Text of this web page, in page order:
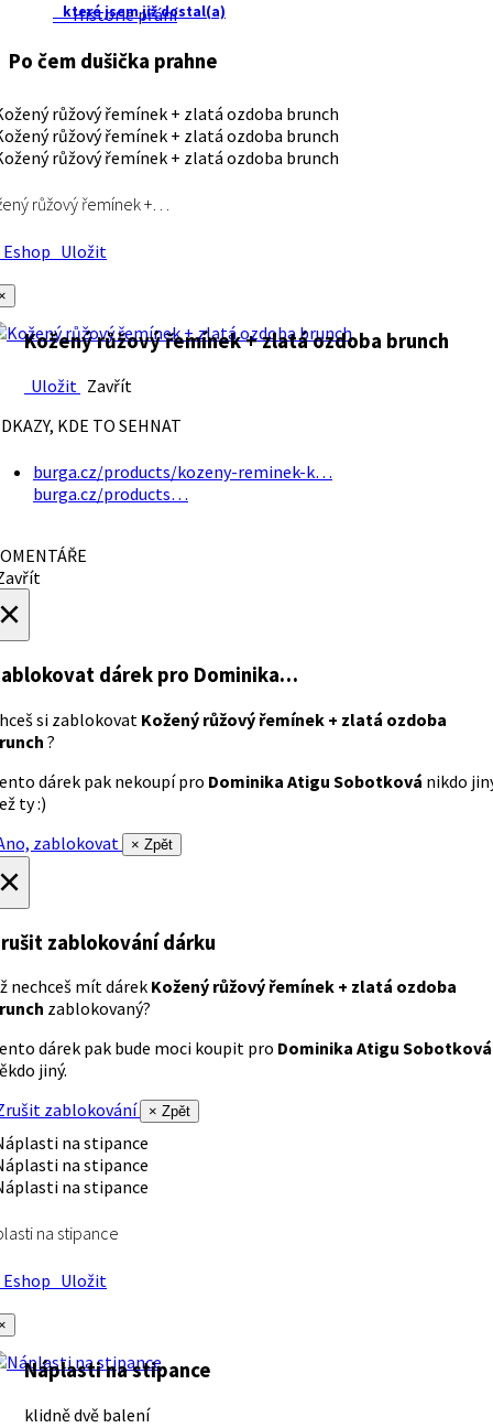
které jsem již dostal(a)
Historie přání
Po čem dušička prahne
růžový řemínek +…
Uložit
Kožený růžový řemínek + zlatá ozdoba brunch
Uložit Zavřít
KDE TO SEHNAT
burga.cz/products/kozeny-reminek-k…
burga.cz/products…
dárek pro Dominika…
si zablokovat Kožený růžový řemínek + zlatá ozdoba
?
dárek pak nekoupí pro Dominika Atigu Sobotková nikdo
ty :)
zablokovat
× Zpět
zablokování dárku
nechceš mít dárek Kožený růžový řemínek + zlatá ozdoba
zablokovaný?
dárek pak bude moci koupit pro Dominika Atigu Sobotková
jiný.
zablokování
× Zpět
na stipance
Uložit
Náplasti na stipance
klidně dvě balení